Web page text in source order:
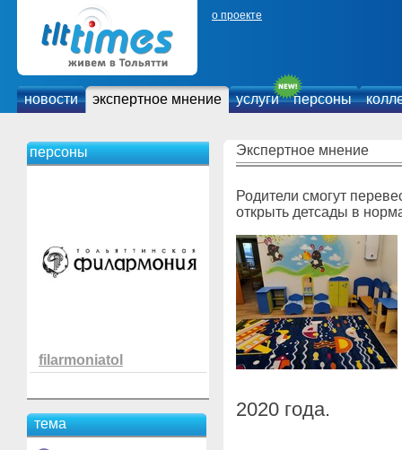
о проекте
новости экспертное мнение услуги персоны
персоны
filarmoniatol
тема
Экспертное мнение
Родители смогут
открыть детсады в
2020 года.